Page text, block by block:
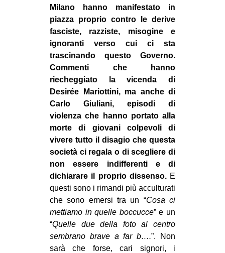
Milano hanno manifestato in
piazza proprio contro le derive
fasciste, razziste, misogine e
ignoranti verso cui ci sta
trascinando questo Governo.
Commenti che hanno
riecheggiato la vicenda di
Desirée Mariottini, ma anche di
Carlo Giuliani, episodi di
violenza che hanno portato alla
morte di giovani colpevoli di
vivere tutto il disagio che questa
società ci regala o di scegliere di
non essere indifferenti e di
dichiarare il proprio dissenso.E
questi sono i rimandi più acculturati
che sono emersi tra un “Cosa ci
mettiamo in quelle boccucce” e un
“Quelle due della foto al centro
sembrano brave a far b….”. Non
sarà che forse, cari signori, i